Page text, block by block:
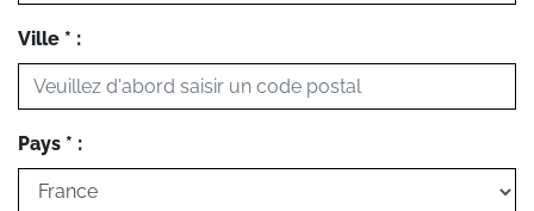
Ville * :
Pays * :